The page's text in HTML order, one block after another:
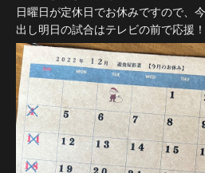
日曜日が定休日でお休みですので、
出し明日の試合はテレビの前で応援